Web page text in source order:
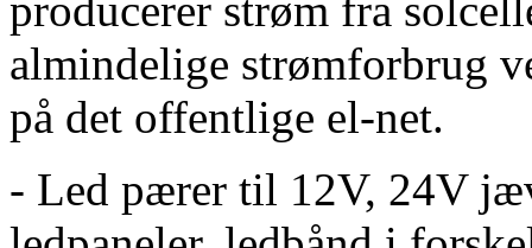
almindelige strømforbrug
på det offentlige el-net.
- Led pærer til 12V, 24V